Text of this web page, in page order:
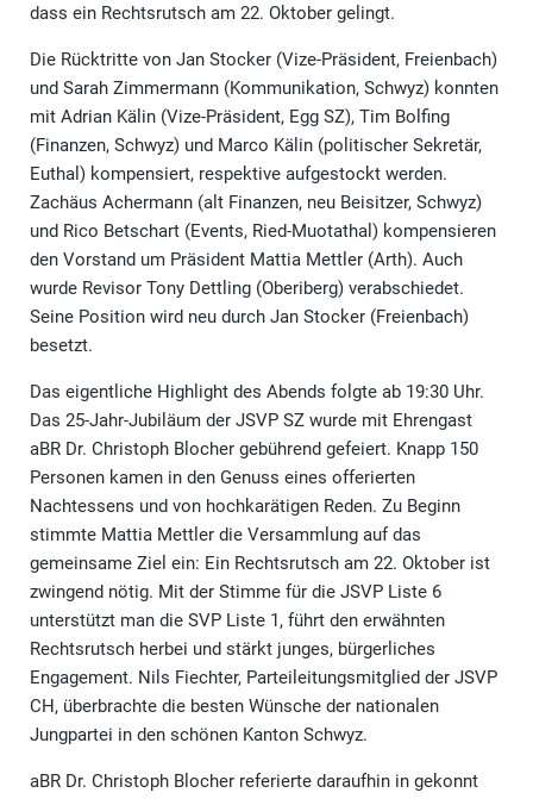
dass ein Rechtsrutsch am 22. Oktober gelingt.
Die Rücktritte von Jan Stocker (Vize-Präsident, Freienbach)
und Sarah Zimmermann (Kommunikation, Schwyz) konnten
mit Adrian Kälin (Vize-Präsident, Egg SZ), Tim Bolfing
(Finanzen, Schwyz) und Marco Kälin (politischer Sekretär,
Euthal) kompensiert, respektive aufgestockt werden.
Zachäus Achermann (alt Finanzen, neu Beisitzer, Schwyz)
und Rico Betschart (Events, Ried-Muotathal) kompensieren
den Vorstand um Präsident Mattia Mettler (Arth). Auch
wurde Revisor Tony Dettling (Oberiberg) verabschiedet.
Seine Position wird neu durch Jan Stocker (Freienbach)
besetzt.
Das eigentliche Highlight des Abends folgte ab 19:30 Uhr.
Das 25-Jahr-Jubiläum der JSVP SZ wurde mit Ehrengast
aBR Dr. Christoph Blocher gebührend gefeiert. Knapp 150
Personen kamen in den Genuss eines offerierten
Nachtessens und von hochkarätigen Reden. Zu Beginn
stimmte Mattia Mettler die Versammlung auf das
gemeinsame Ziel ein: Ein Rechtsrutsch am 22. Oktober ist
zwingend nötig. Mit der Stimme für die JSVP Liste 6
unterstützt man die SVP Liste 1, führt den erwähnten
Rechtsrutsch herbei und stärkt junges, bürgerliches
Engagement. Nils Fiechter, Parteileitungsmitglied der JSVP
CH, überbrachte die besten Wünsche der nationalen
Jungpartei in den schönen Kanton Schwyz.
aBR Dr. Christoph Blocher referierte daraufhin in gekonnt